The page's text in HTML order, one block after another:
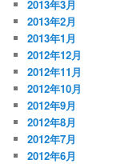
2013年3月
2013年2月
2013年1月
2012年12月
2012年11月
2012年10月
2012年9月
2012年8月
2012年7月
2012年6月